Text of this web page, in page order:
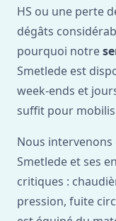
HS ou une perte
dégâts
pourquoi notre
Smetlede est
week-ends et
suffit pour
Nous intervenons
Smetlede et ses
critiques :
pression, fuite